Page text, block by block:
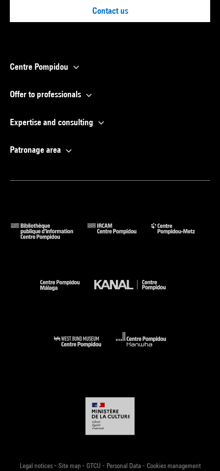
Contact us
Centre Pompidou
Offer to professionals
Expertise and consulting
Patronage area
Legal notices- Site map- GTCU - Personal Data- Cookies management